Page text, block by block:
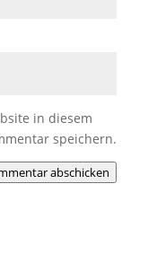
in diesem
speichern.
abschicken